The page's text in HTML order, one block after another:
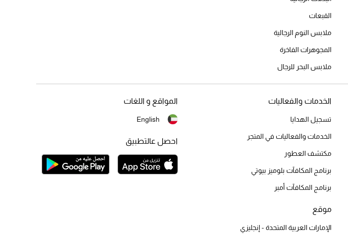
القبعات
ملابس النوم الرجالية
المجوهرات الفاخرة
ملابس البحر للرجال
الخدمات والفعاليات
تسجيل الهدايا
الخدمات والفعاليات في المتجر
مكتشف العطور
برنامج المكافآت بلوميز بيوتي
برنامج المكافآت أمبر
موقع
الإمارات العربية المتحدة - إنجليزي
المواقع و اللغات
English
احصل عالتطبيق